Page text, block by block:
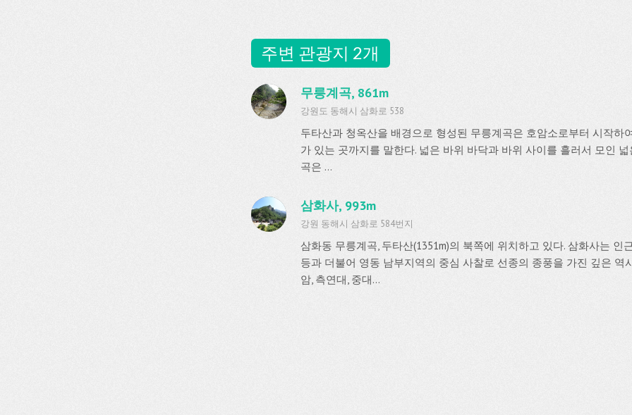
주변 관광지 2개
무릉계곡, 861m
강원도 동해시 삼화로 538
두타산과 청옥산을 배경으로 형성된 무릉계곡은 호암소로부터 시작하
가 있는 곳까지를 말한다. 넓은 바위 바닥과 바위 사이를 흘러서 모인
곡은 ...
삼화사, 993m
강원 동해시 삼화로 584번지
삼화동 무릉계곡, 두타산(1351m)의 북쪽에 위치하고 있다. 삼화사는 인
등과 더불어 영동 남부지역의 중심 사찰로 선종의 종풍을 가진 깊은 역
암, 측연대, 중대...